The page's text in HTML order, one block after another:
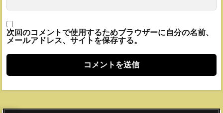
次回のコメントで使用するためブラウザーに自分の名前、
メールアドレス、サイトを保存する。